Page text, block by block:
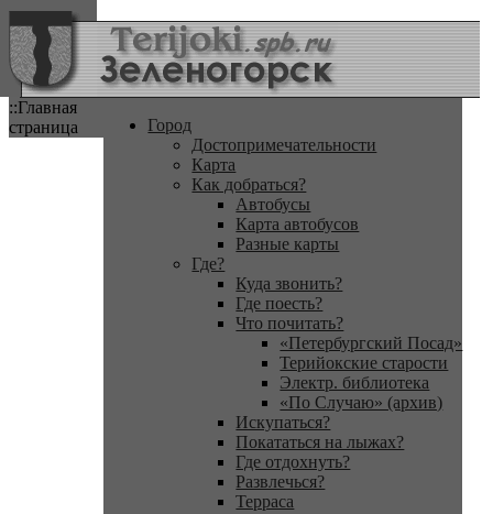
::Главная
страница
Город
Достопримечательности
Карта
Как добраться?
Автобусы
Карта автобусов
Разные карты
Где?
Куда звонить?
Где поесть?
Что почитать?
«Петербургский Посад»
Терийокские старости
Электр. библиотека
«По Случаю» (архив)
Искупаться?
Покататься на лыжах?
Где отдохнуть?
Развлечься?
Терраса